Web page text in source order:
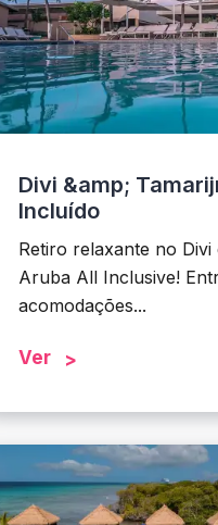
Divi &amp;
Incluído
Retiro relaxante no Divi
Aruba All Inclusive!
acomodações...
Ver